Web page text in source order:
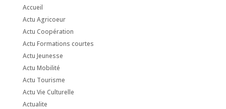
Accueil
Actu Agricoeur
Actu Coopération
Actu Formations courtes
Actu Jeunesse
Actu Mobilité
Actu Tourisme
Actu Vie Culturelle
Actualite